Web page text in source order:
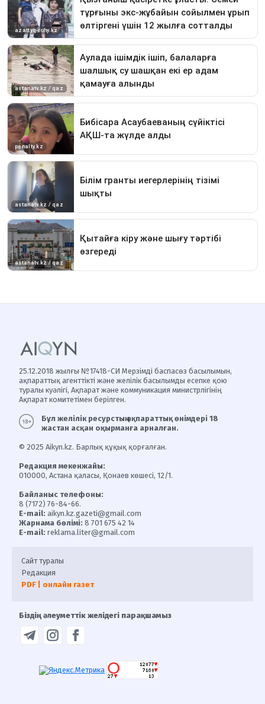
25.12.2018 жылғы №17418-СИ Мерзімді баспасөз басылымын,
ақпараттық агенттікті және желілік басылымды есепке қою
туралы куәлігі, Ақпарат және коммуникация министрлігінің
Ақпарат комитетімен берілген.
Бұл желілік ресурстың ақпараттық өнімдері 18
жастан асқан оқырманға арналған.
© 2025 Aikyn.kz. Барлық құқық қорғалған.
Редакция мекенжайы:
010000, Астана қаласы, Қонаев көшесі, 12/1.
Байланыс телефоны:
8 (7172) 76-84-66.
E-mail: aikyn.kz.gazeti@gmail.com
Жарнама бөлімі: 8 701 675 42 14
E-mail: reklama.liter@gmail.com
Сайт туралы
Редакция
PDF | онлайн газет
Біздің әлеуметтік желідегі парақшамыз